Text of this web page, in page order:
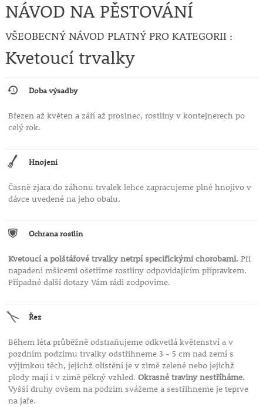
NÁVOD NA PĚSTOVÁNÍ
VŠEOBECNÝ NÁVOD PLATNÝ PRO KATEGORII :
Kvetoucí trvalky
Doba výsadby
Březen až květen a září až prosinec, rostliny v kontejnerech po
celý rok.
Hnojení
Časně zjara do záhonu trvalek lehce zapracujeme plné hnojivo v
dávce uvedené na jeho obalu.
Ochrana rostlin
Kvetoucí a polštářové trvalky netrpí specifickými chorobami.Při
napadení mšicemi ošetříme rostliny odpovídajícím přípravkem.
Případné další dotazy Vám rádi zodpovíme.
Řez
Během léta průběžně odstraňujeme odkvetlá květenství a v
pozdním podzimu trvalky odstřihneme 3 - 5 cm nad zemí s
výjimkou těch, jejichž olistění je v zimě zelené nebo jejichž
plody mají i v zimě pěkný vzhled. Okrasné traviny nestříháme.
Vyšší druhy ovšem na podzim svážeme a sestřihneme je teprve
na jaře.